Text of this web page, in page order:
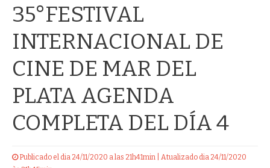
35°FESTIVAL
INTERNACIONAL DE
CINE DE MAR DEL
PLATA AGENDA
COMPLETA DEL DÍA 4
Publicado el dia 24/11/2020 a las 21h41min | Atualizado dia 24/11/2020